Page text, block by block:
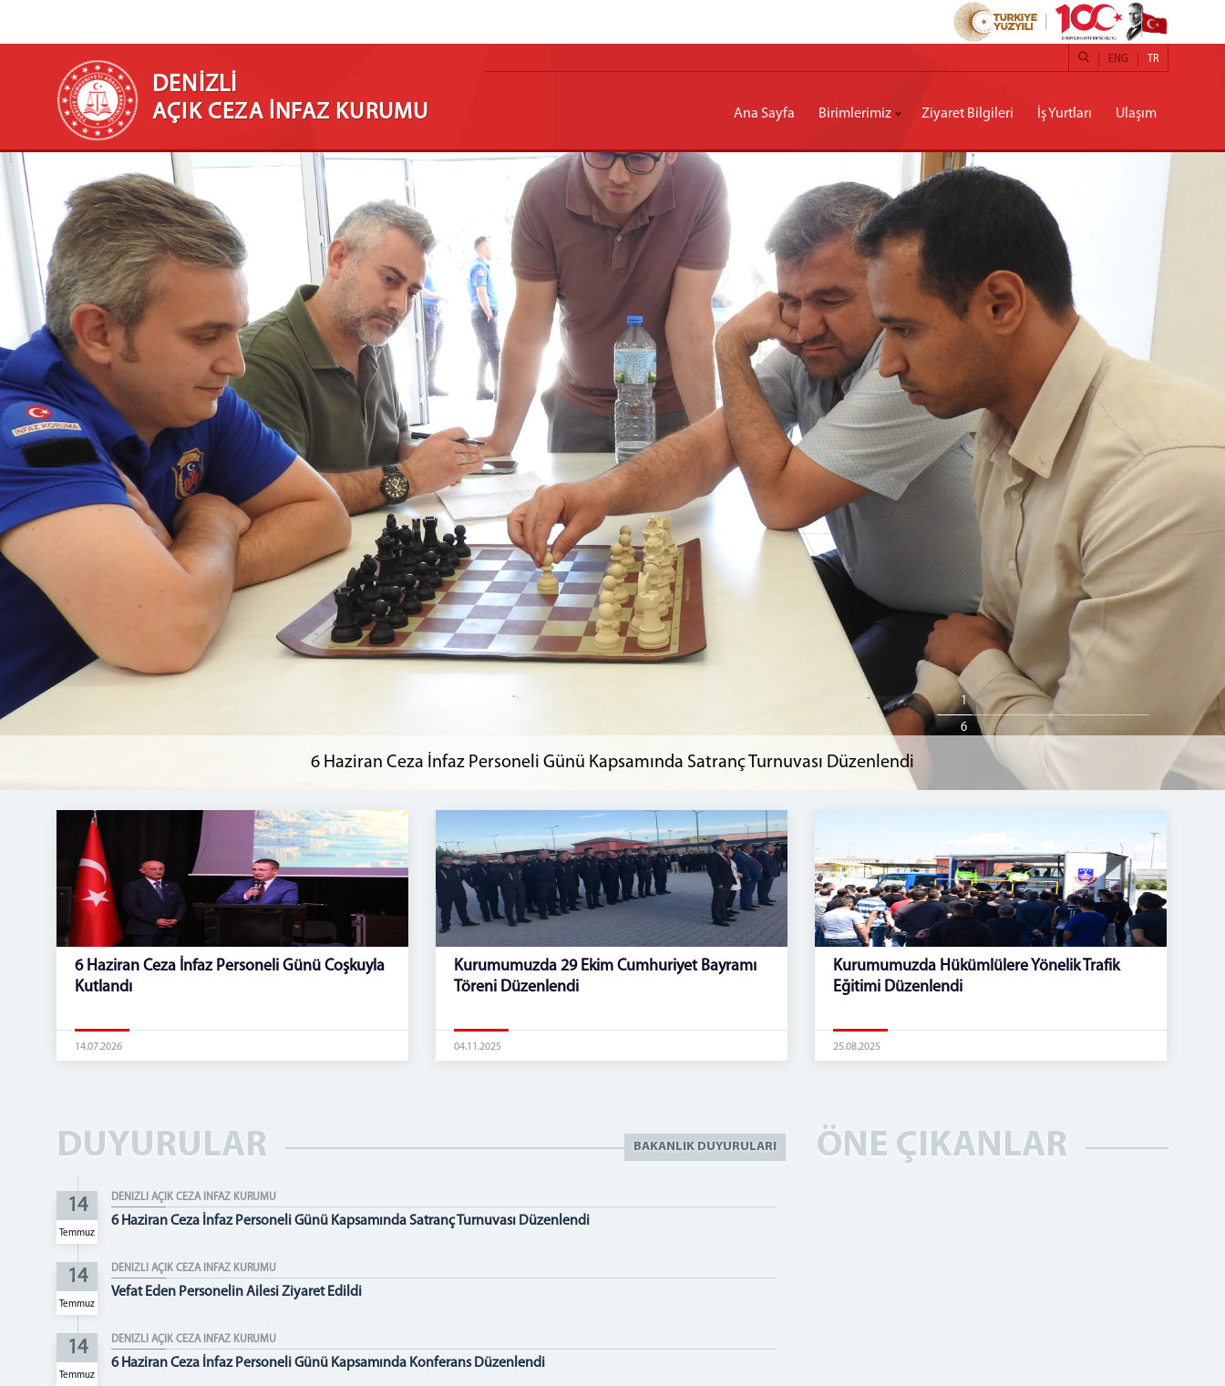
DENİZLİ
AÇIK CEZA İNFAZ KURUMU
TR
ENG
Ana Sayfa Birimlerimiz Ziyaret Bilgileri İş Yurtları Ulaşım
6 Haziran Ceza İnfaz Personeli Günü Kapsamında Satranç Turnuvası Düzenlendi
1
6
6 Haziran Ceza İnfaz Personeli Günü Coşkuyla
Kutlandı
14.07.2026
Kurumumuzda 29 Ekim Cumhuriyet Bayramı
Töreni Düzenlendi
04.11.2025
Kurumumuzda Hükümlülere Yönelik Trafik
Eğitimi Düzenlendi
25.08.2025
BAKANLIK DUYURULARI
DUYURULAR
14
Temmuz
DENİZLİ AÇIK CEZA İNFAZ KURUMU
6 Haziran Ceza İnfaz Personeli Günü Kapsamında Satranç Turnuvası Düzenlendi
14
Temmuz
DENİZLİ AÇIK CEZA İNFAZ KURUMU
Vefat Eden Personelin Ailesi Ziyaret Edildi
14
Temmuz
DENİZLİ AÇIK CEZA İNFAZ KURUMU
6 Haziran Ceza İnfaz Personeli Günü Kapsamında Konferans Düzenlendi
ÖNE ÇIKANLAR